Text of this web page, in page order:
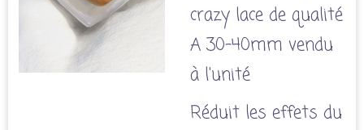
crazy lace de qualité
A 30-40mm vendu
à l'unité
Réduit les effets du